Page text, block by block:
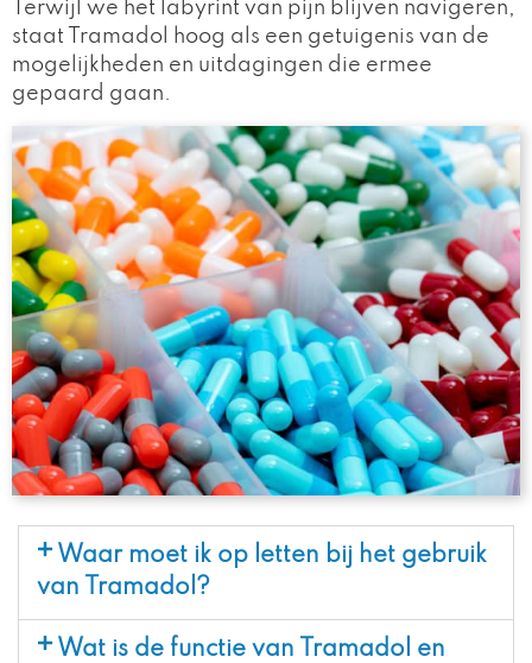
Terwijl we het labyrint van pijn blijven navigeren,
staat Tramadol hoog als een getuigenis van de
mogelijkheden en uitdagingen die ermee
gepaard gaan.
Waar moet ik op letten bij het gebruik
van Tramadol?
Wat is de functie van Tramadol en